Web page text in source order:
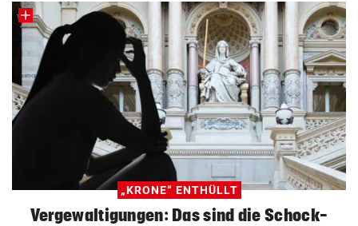
„KRONE“ ENTHÜLLT
Vergewaltigungen: Das sind die Schock-